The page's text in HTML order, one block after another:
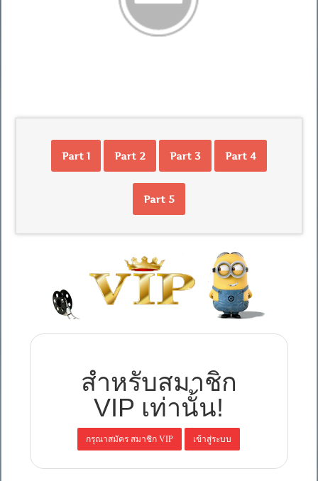
Part 1 Part 2 Part 3 Part 4
Part 5
สำหรับสมาชิก
VIP เท่านั้น!